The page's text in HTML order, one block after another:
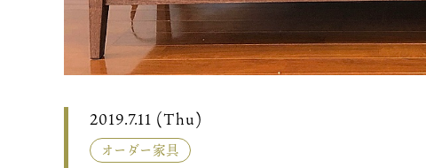
2019.7.11 (Thu)
オーダー家具